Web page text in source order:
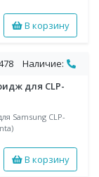
В корзину
Наличие:
для CLP-
Samsung CLP-
В корзину